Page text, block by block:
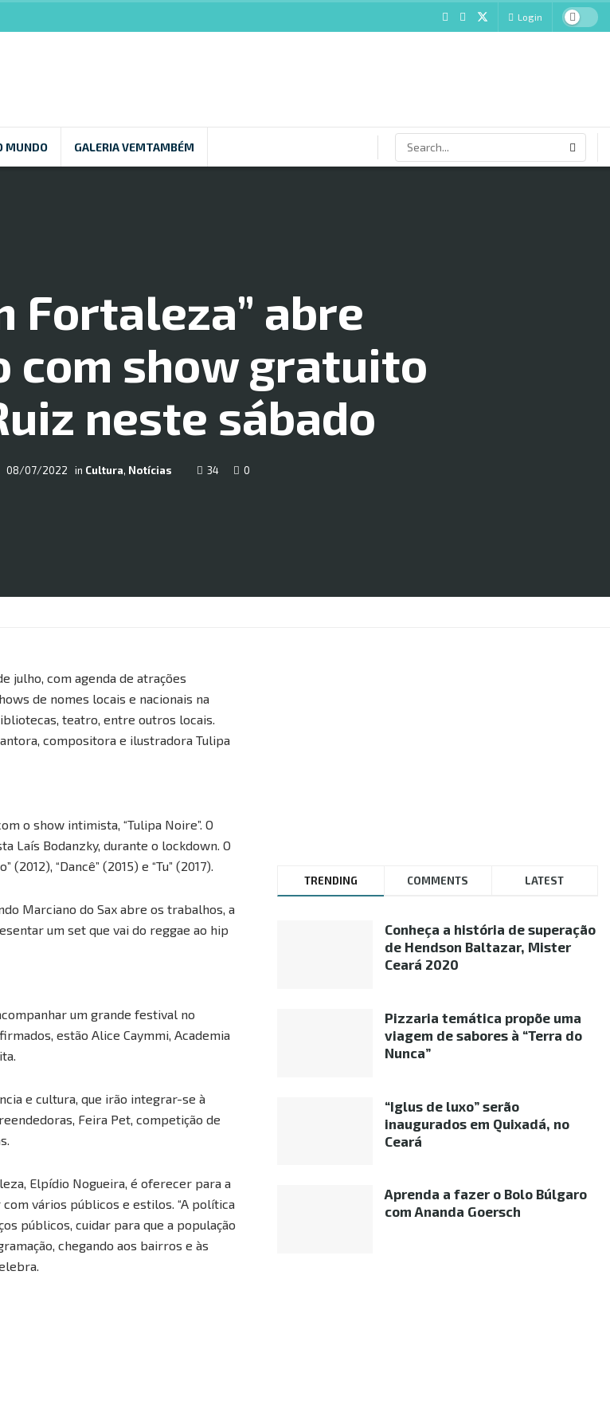
Login
MUNDO GALERIA VEMTAMBÉM
Fortaleza” abre
com show gratuito
neste sábado
08/07/2022 in Cultura, Notícias 34 0
julho, com agenda de atrações
de nomes locais e nacionais na
teatro, entre outros locais.
compositora e ilustradora Tulipa
o show intimista, “Tulipa Noire”. O
Laís Bodanzky, durante o lockdown. O
“Dancê” (2015) e “Tu” (2017).
Marciano do Sax abre os trabalhos, a
um set que vai do reggae ao hip
um grande festival no
estão Alice Caymmi, Academia
e cultura, que irão integrar-se à
Feira Pet, competição de
Elpídio Nogueira, é oferecer para a
vários públicos e estilos. “A política
públicos, cuidar para que a população
chegando aos bairros e às
TRENDING COMMENTS LATEST
Conheça a história de superação
de Hendson Baltazar, Mister
Ceará 2020
Pizzaria temática propõe uma
viagem de sabores à “Terra do
Nunca”
“Iglus de luxo” serão
inaugurados em Quixadá, no
Ceará
Aprenda a fazer o Bolo Búlgaro
com Ananda Goersch